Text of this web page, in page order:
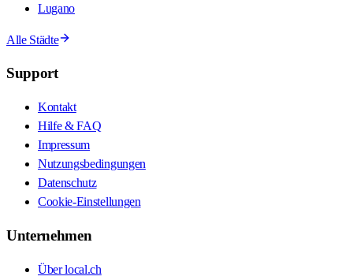
Lugano
Alle Städte
Support
Kontakt
Hilfe & FAQ
Impressum
Nutzungsbedingungen
Datenschutz
Cookie-Einstellungen
Unternehmen
Über local.ch